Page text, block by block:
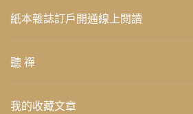
紙本雜誌訂戶開通線上閱讀
聽 禪
我的收藏文章